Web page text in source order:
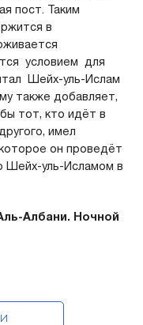
пост. Таким
в
условием для
Шейх-уль-Ислам
также добавляет,
тот, кто идёт в
имел
он проведёт
Шейх-уль-Исламом в
Албани. Ночной